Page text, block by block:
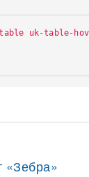
uk-table-